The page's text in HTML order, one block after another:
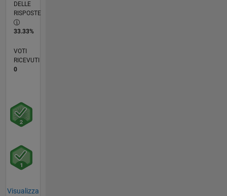
DELLE
RISPOSTE
33.33%
VOTI
RICEVUTI
0
Visualizza